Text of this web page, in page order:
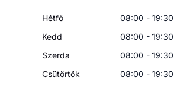
Hétfő
08:00 - 19:30
Kedd
08:00 - 19:30
Szerda
08:00 - 19:30
Csütörtök
08:00 - 19:30